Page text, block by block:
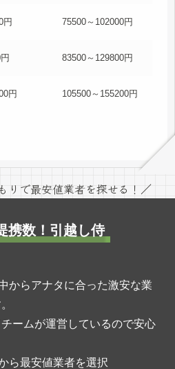
円 75500～102000円
83500～129800円
円 105500～155200円
りで最安値業者を探せる！／
携数！引越し侍
からアナタに合った激安な業
ームが運営しているので安心
ら最安値業者を選択